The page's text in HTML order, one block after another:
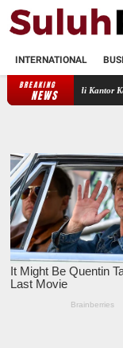
INTERNATIONAL
BREAKING
NEWS
di Kantor Kemenag